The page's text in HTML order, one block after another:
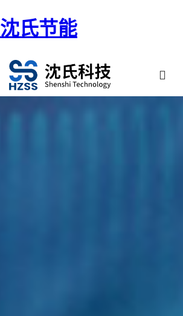
沈氏节能